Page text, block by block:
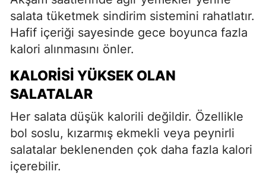
salata tüketmek sindirim sistemini rahatlatır.
Hafif içeriği sayesinde gece boyunca fazla
kalori alınmasını önler.
KALORISI YÜKSEK OLAN
SALATALAR
Her salata düşük kalorili değildir. Özellikle
bol soslu, kızarmış ekmekli veya peynirli
salatalar beklenenden çok daha fazla kalori
içerebilir.